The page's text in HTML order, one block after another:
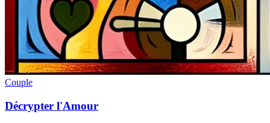
Couple
Décrypter l'Amour